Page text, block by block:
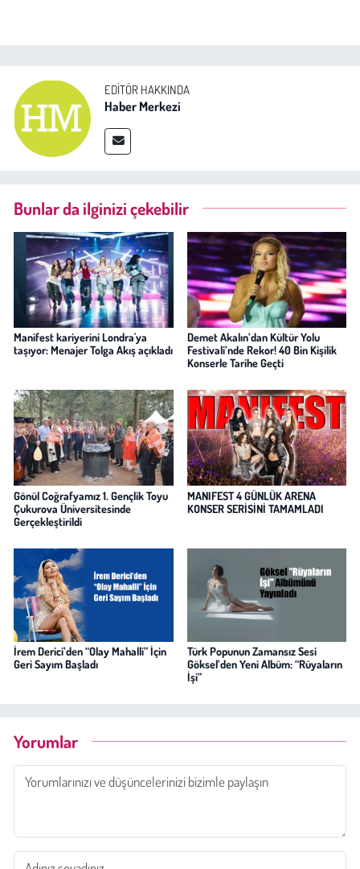
EDITÖR HAKKINDA
Haber Merkezi
Bunlar da ilginizi çekebilir
Manifest kariyerini Londra'ya
taşıyor: Menajer Tolga Akış açıkladı
Demet Akalın’dan Kültür Yolu
Festivali’nde Rekor! 40 Bin Kişilik
Konserle Tarihe Geçti
Gönül Coğrafyamız 1. Gençlik Toyu
Çukurova Üniversitesinde
Gerçekleştirildi
MANIFEST 4 GÜNLÜK ARENA
KONSER SERİSİNİ TAMAMLADI
İrem Derici’den “Olay Mahalli” İçin
Geri Sayım Başladı
Türk Popunun Zamansız Sesi
Göksel’den Yeni Albüm: “Rüyaların
İşi”
Yorumlar